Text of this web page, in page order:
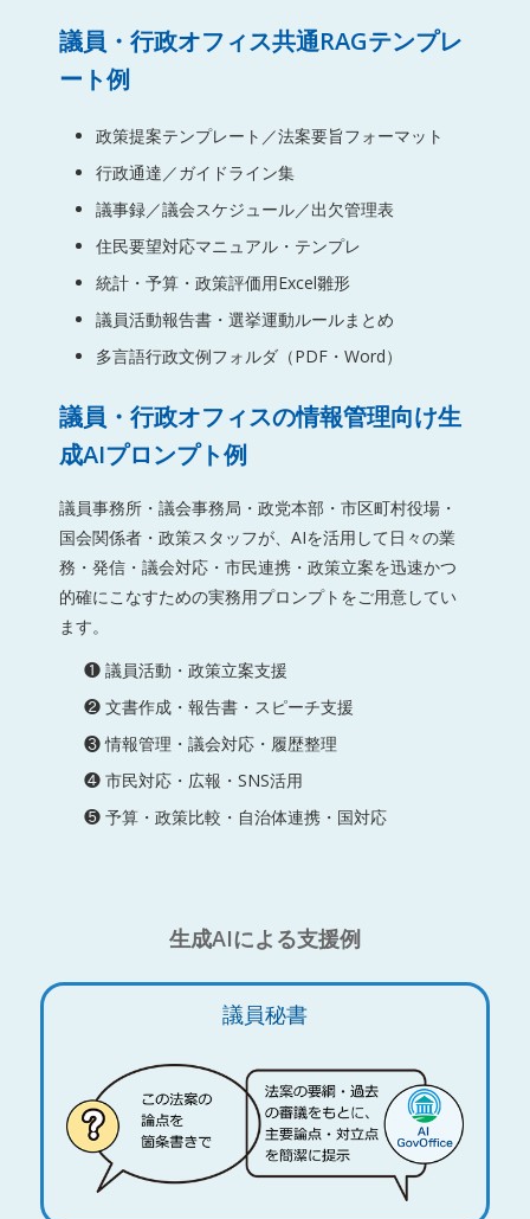
議員・行政オフィス共通RAGテンプレ
ート例
政策提案テンプレート／法案要旨フォーマット
行政通達／ガイドライン集
議事録／議会スケジュール／出欠管理表
住民要望対応マニュアル・テンプレ
統計・予算・政策評価用Excel雛形
議員活動報告書・選挙運動ルールまとめ
多言語行政文例フォルダ（PDF・Word）
議員・行政オフィスの情報管理向け生
成AIプロンプト例
議員事務所・議会事務局・政党本部・市区町村役場・
国会関係者・政策スタッフが、AIを活用して日々の業
務・発信・議会対応・市民連携・政策立案を迅速かつ
的確にこなすための実務用プロンプトをご用意してい
ます。
❶ 議員活動・政策立案支援
❷ 文書作成・報告書・スピーチ支援
❸ 情報管理・議会対応・履歴整理
❹ 市民対応・広報・SNS活用
❺ 予算・政策比較・自治体連携・国対応
生成AIによる支援例
議員秘書